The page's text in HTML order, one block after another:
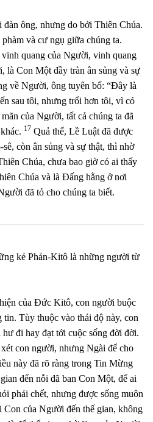
ông, nhưng do bởi Thiên Chúa.
và cư ngụ giữa chúng ta.
quang của Người, vinh quang
là Con Một đầy tràn ân sủng và sự
về Người, ông tuyên bố: “Đây là
sau tôi, nhưng trổi hơn tôi, vì có
của Người, tất cả chúng ta đã
17 Quả thế, Lề Luật đã được
còn ân sủng và sự thật, thì nhờ
Chúa, chưa bao giờ có ai thấy
Chúa và là Đấng hằng ở nơi
đã tỏ cho chúng ta biết.
kẻ Phản-Kitô là những người từ
của Đức Kitô, con người buộc
Tùy thuộc vào thái độ này, con
đi hay đạt tới cuộc sống đời đời.
con người, nhưng Ngài để cho
này đã rõ ràng trong Tin Mừng
đến nỗi đã ban Con Một, để ai
phải chết, nhưng được sống muôn
Con của Người đến thế gian, không